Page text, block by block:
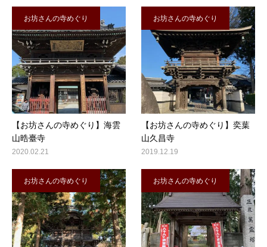
お坊さんの寺めぐり
【お坊さんの寺めぐり】海雲
山晧臺寺
2020.02.21
お坊さんの寺めぐり
【お坊さんの寺めぐり】奕葉
山久昌寺
2019.12.19
お坊さんの寺めぐり お坊さんの寺めぐり